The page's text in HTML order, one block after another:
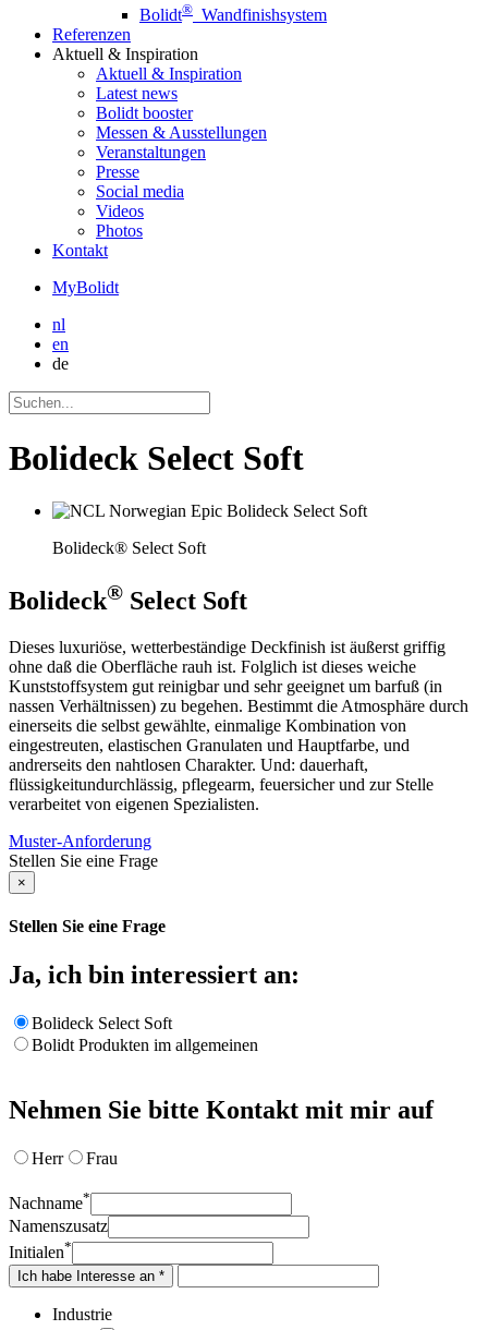
Bolidt® Wandfinishsystem
Referenzen
Aktuell & Inspiration
Aktuell & Inspiration
Latest news
Bolidt booster
Messen & Ausstellungen
Veranstaltungen
Presse
Social media
Videos
Photos
Kontakt
MyBolidt
nl
en
de
Bolideck Select Soft
Bolideck® Select Soft
Bolideck® Select Soft
Dieses luxuriöse, wetterbeständige Deckfinish ist äußerst griffig
ohne daß die Oberfläche rauh ist. Folglich ist dieses weiche
Kunststoffsystem gut reinigbar und sehr geeignet um barfuß (in
nassen Verhältnissen) zu begehen. Bestimmt die Atmosphäre durch
einerseits die selbst gewählte, einmalige Kombination von
eingestreuten, elastischen Granulaten und Hauptfarbe, und
andrerseits den nahtlosen Charakter. Und: dauerhaft,
flüssigkeitundurchlässig, pflegearm, feuersicher und zur Stelle
verarbeitet von eigenen Spezialisten.
Muster-Anforderung
Stellen Sie eine Frage
×
Stellen Sie eine Frage
Ja, ich bin interessiert an:
Bolideck Select Soft
Bolidt Produkten im allgemeinen
Nehmen Sie bitte Kontakt mit mir auf
Herr Frau
Nachname*
Namenszusatz
Initialen*
Ich habe Interesse an *
Industrie